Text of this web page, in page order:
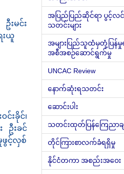
းမင်း
းယူ
းခိုင်၊
ဦးခင်
ဖွင့်လှစ်
အပြည်ပြည်ဆိုင်ရာ ပွင့်လင်
သတင်းများ
အများပြည်သူထံမှတုံ့ပြန်မှု
အစီအစဉ်ဆောင်ရွက်မှု
UNCAC Review
နောက်ဆုံးရသတင်း
ဆောင်းပါး
သတင်းထုတ်ပြန်ကြေညာ
တိုင်ကြားစာလက်ခံရရှိမှု
နိုင်ငံတကာ အစည်းအဝေး